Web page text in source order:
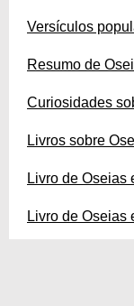
Versículos
Resumo de
Curiosidades
Livros sobre
Livro de Oseias
Livro de Oseias